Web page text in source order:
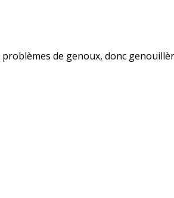
problèmes de genoux, donc